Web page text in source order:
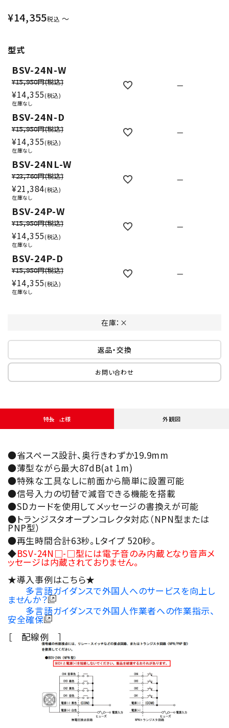
¥14,355税込 〜
型式
BSV-24N-W
¥15,950円(税込)
¥14,355 税込
在庫なし
—
BSV-24N-D
¥15,950円(税込)
¥14,355 税込
在庫なし
—
BSV-24NL-W
¥23,760円(税込)
¥21,384 税込
在庫なし
—
BSV-24P-W
¥15,950円(税込)
¥14,355 税込
在庫なし
—
BSV-24P-D
¥15,950円(税込)
¥14,355 税込
在庫なし
—
在庫：×
返品・交換
お問い合わせ
特長・仕様 外観図
●省スペース設計、奥行きわずか19.9mm
●薄型ながら最大87dB(at 1m)
●特殊な工具なしに前面から簡単に設置可能
●信号入力の切替で減音できる機能を搭載
●SDカードを使用してメッセージの書換えが可能
●トランジスタオープンコレクタ対応（NPN型または
PNP型）
●再生時間合計63秒。Lタイプ 520秒。
◆BSV-24N□-□型には電子音のみ内蔵となり音声メ
ッセージは内蔵されておりません。
★導入事例はこちら★
多言語ガイダンスで外国人へのサービスを向上し
ませんか？
多言語ガイダンスで外国人作業者への作業指示、
安全確保
［ 配線例 ］